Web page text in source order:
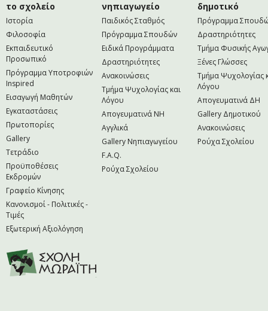
το σχολείο
Ιστορία
Φιλοσοφία
Εκπαιδευτικό
Προσωπικό
Πρόγραμμα Υποτροφιών
Inspired
Εισαγωγή Μαθητών
Εγκαταστάσεις
Πρωτοπορίες
Gallery
Τετράδιο
Προϋποθέσεις
Εκδρομών
Γραφείο Κίνησης
Κανονισμοί - Πολιτικές -
Τιμές
Εξωτερική Αξιολόγηση
νηπιαγωγείο
Παιδικός Σταθμός
Πρόγραμμα Σπουδών
Ειδικά Προγράμματα
Δραστηριότητες
Ανακοινώσεις
Τμήμα Ψυχολογίας και
Λόγου
Απογευματινά NH
Αγγλικά
Gallery Νηπιαγωγείου
F.A.Q.
Ρούχα Σχολείου
δημοτικό
Πρόγραμμα
Δραστηριότητες
Τμήμα Φυσικής
Ξένες Γλώσσες
Τμήμα Ψυχολογίας
Λόγου
Απογευματινά ΔΗ
Gallery Δημοτικού
Ανακοινώσεις
Ρούχα Σχολείου